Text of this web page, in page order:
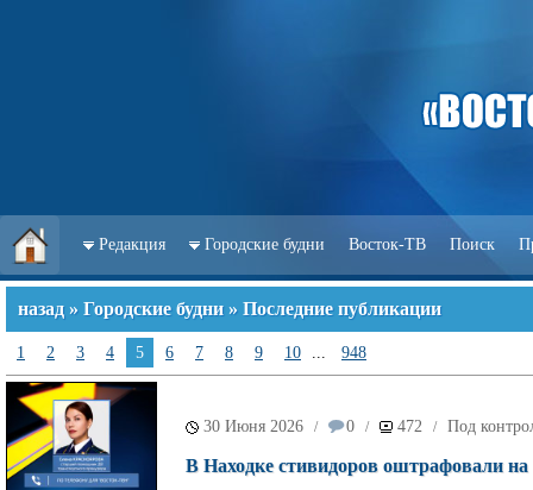
Редакция Городские будни Восток-ТВ Поиск
назад » Городские будни » Последние публикации
1 2 3 4 5 6 7 8 9 10 ... 948
30 Июня 2026 / 0 / 472 / Под
В Находке стивидоров оштрафовали